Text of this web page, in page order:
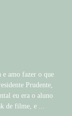
amo fazer o que
Prudente,
eu era o aluno
de filme, e ...